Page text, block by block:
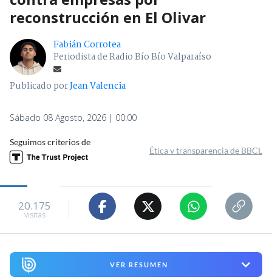
reconstrucción en El Olivar
Fabián Corrotea
Periodista de Radio Bío Bío Valparaíso
Publicado porJean Valencia
Sábado 08 Agosto, 2026 | 00:00
Seguimos criterios de
Ética y transparencia de BBCL
20.175
visitas
VER RESUMEN